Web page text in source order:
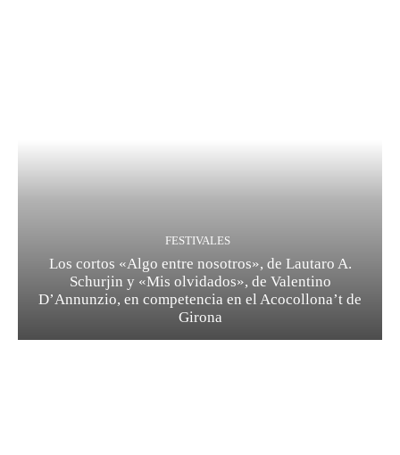
FESTIVALES
Los cortos «Algo entre nosotros», de Lautaro A.
Schurjin y «Mis olvidados», de Valentino
D’Annunzio, en competencia en el Acocollona’t de
Girona